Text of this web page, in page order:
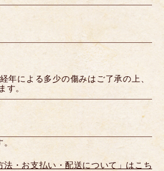
年による多少の傷みはご了承の上、
す。
法・お支払い・配送について」はこち